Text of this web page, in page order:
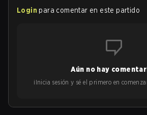
Login para comentar en este partido
Aún no hay
¡Inicia sesión y sé el primero en